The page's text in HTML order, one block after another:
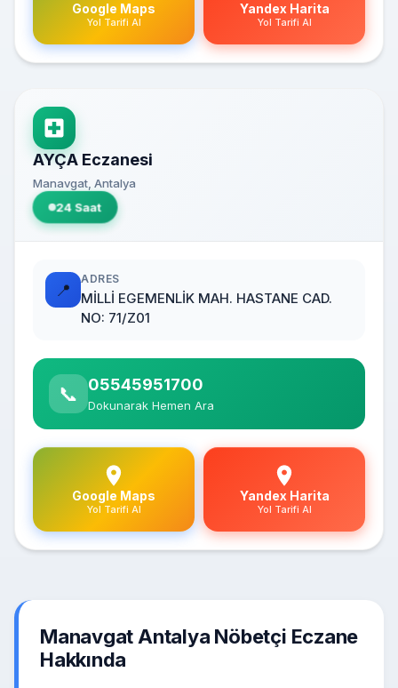
Google Maps
Yol Tarifi Al
Yandex Harita
Yol Tarifi Al
AYÇA Eczanesi
Manavgat, Antalya
24 Saat
📍
ADRES
MİLLİ EGEMENLİK MAH. HASTANE CAD.
NO: 71/Z01
📞 05545951700
Dokunarak Hemen Ara
Google Maps
Yol Tarifi Al
Yandex Harita
Yol Tarifi Al
Manavgat Antalya Nöbetçi Eczane
Hakkında